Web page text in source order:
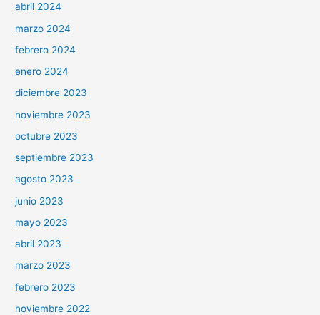
abril 2024
marzo 2024
febrero 2024
enero 2024
diciembre 2023
noviembre 2023
octubre 2023
septiembre 2023
agosto 2023
junio 2023
mayo 2023
abril 2023
marzo 2023
febrero 2023
noviembre 2022